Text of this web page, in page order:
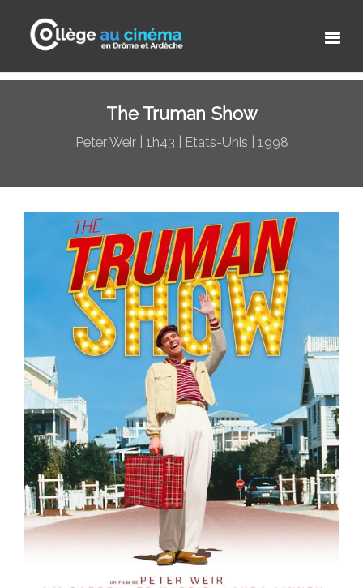
The Truman Show
Peter Weir | 1h43 | Etats-Unis | 1998